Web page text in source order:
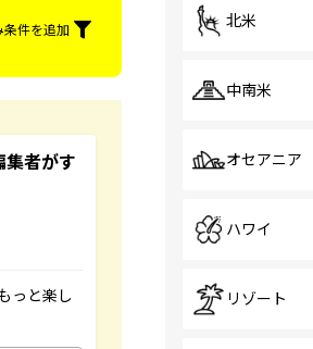
件を追加
者がす
っと楽し
北米
中南米
オセアニア
ハワイ
リゾート